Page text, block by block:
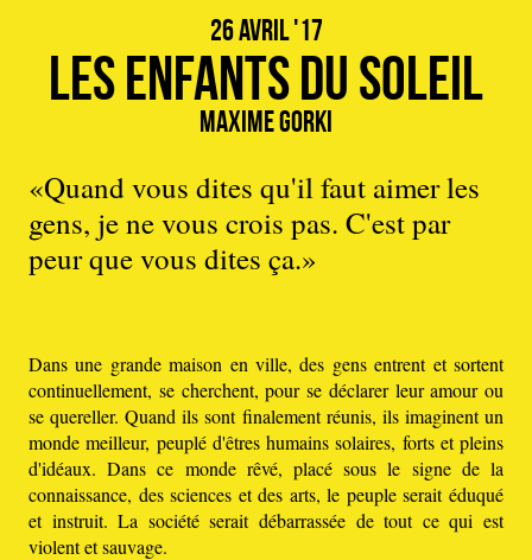
26 avril '17
Les Enfants du soleil
Maxime Gorki
«Quand vous dites qu'il faut aimer les
gens, je ne vous crois pas. C'est par
peur que vous dites ça.»
Dans une grande maison en ville, des gens entrent et sortent
continuellement, se cherchent, pour se déclarer leur amour ou
se quereller. Quand ils sont finalement réunis, ils imaginent un
monde meilleur, peuplé d'êtres humains solaires, forts et pleins
d'idéaux. Dans ce monde rêvé, placé sous le signe de la
connaissance, des sciences et des arts, le peuple serait éduqué
et instruit. La société serait débarrassée de tout ce qui est
violent et sauvage.